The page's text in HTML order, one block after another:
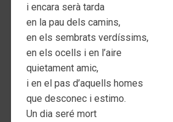
i encara serà tarda
en la pau dels camins,
en els sembrats verdíssims,
en els ocells i en l’aire
quietament amic,
i en el pas d’aquells homes
que desconec i estimo.
Un dia seré mort